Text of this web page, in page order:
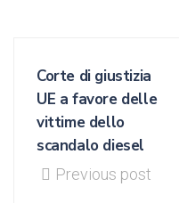
Corte di giustizia
UE a favore delle
vittime dello
scandalo diesel
Previous post